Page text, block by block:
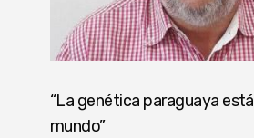
“La genética paraguaya
mundo”